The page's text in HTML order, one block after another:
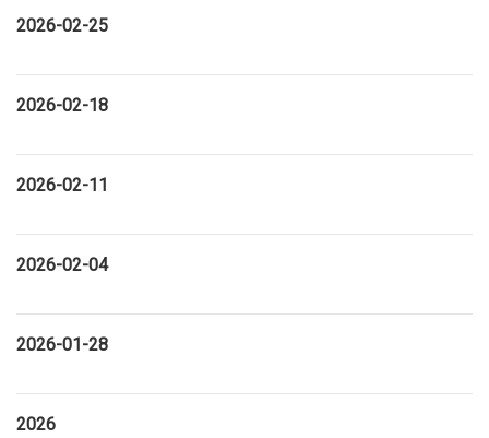
2026-02-25
2026-02-18
2026-02-11
2026-02-04
2026-01-28
2026